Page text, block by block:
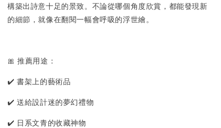
構築出詩意十足的景致。不論從哪個角度欣賞，都能發現新
的細節，就像在翻閱一幅會呼吸的浮世繪。
🎀 推薦用途：
✔️ 書架上的藝術品
✔️ 送給設計迷的夢幻禮物
✔️ 日系文青的收藏神物